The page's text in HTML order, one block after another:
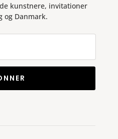
kunstnere, invitationer
og Danmark.